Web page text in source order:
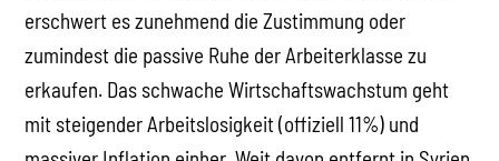
erschwert es zunehmend die Zustimmung oder
zumindest die passive Ruhe der Arbeiterklasse zu
erkaufen. Das schwache Wirtschaftswachstum geht
mit steigender Arbeitslosigkeit (offiziell 11%) und